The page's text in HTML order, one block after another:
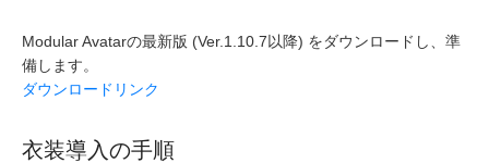
Modular Avatarの最新版 (Ver.1.10.7以降) をダウンロードし、準
備します。
ダウンロードリンク
衣装導入の手順